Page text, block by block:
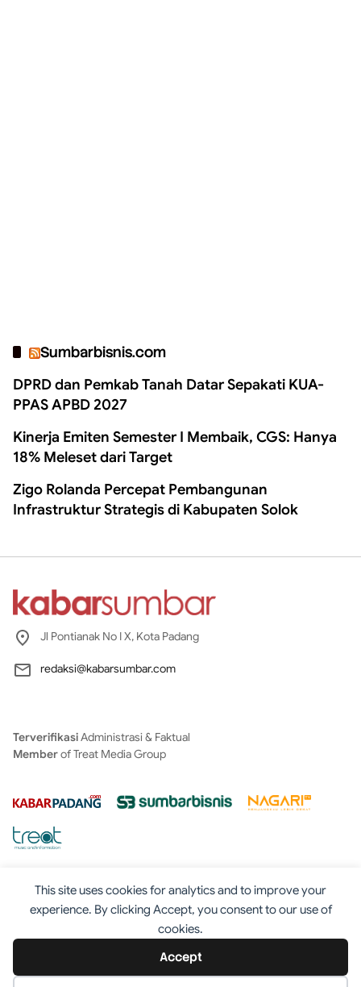
This site uses cookies for analytics and to improve your
experience. By clicking Accept, you consent to our use of
cookies.
Accept
Sumbarbisnis.com
DPRD dan Pemkab Tanah Datar Sepakati KUA-
PPAS APBD 2027
Kinerja Emiten Semester I Membaik, CGS: Hanya
18% Meleset dari Target
Zigo Rolanda Percepat Pembangunan
Infrastruktur Strategis di Kabupaten Solok
Jl Pontianak No I X, Kota Padang
redaksi@kabarsumbar.com
TerverifikasiAdministrasi & Faktual
Memberof Treat Media Group
Tentang Redaksi Kontak Disclaimer
Iklan